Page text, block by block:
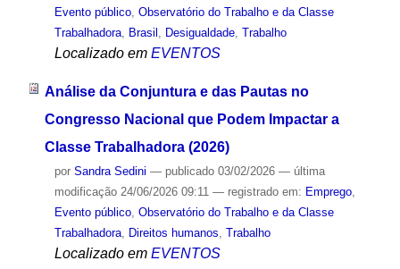
Evento público, Observatório do Trabalho e da Classe
Trabalhadora, Brasil , Desigualdade, Trabalho
Localizado em EVENTOS
Análise da Conjuntura e das Pautas no
Congresso Nacional que Podem Impactar a
Classe Trabalhadora (2026)
por Sandra Sedini — publicado03/02/2026 — última
modificação24/06/2026 09:11 — registrado em: Emprego,
Evento público, Observatório do Trabalho e da Classe
Trabalhadora, Direitos humanos, Trabalho
Localizado em EVENTOS